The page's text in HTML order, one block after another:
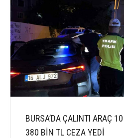
BURSA’DA ÇALINTI ARAÇ
380 BİN TL CEZA YEDİ